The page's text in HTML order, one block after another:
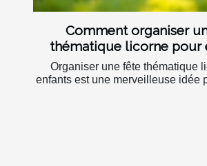
Comment organiser
thématique licorne pour
Organiser une fête thématique
enfants est une merveilleuse idée